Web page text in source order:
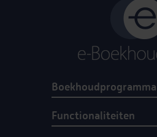
Boekhoudprogramma
Functionaliteiten